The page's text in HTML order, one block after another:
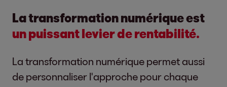
La transformation numérique est
un puissant levier de rentabilité.
La transformation numérique permet aussi
de personnaliser l'approche pour chaque